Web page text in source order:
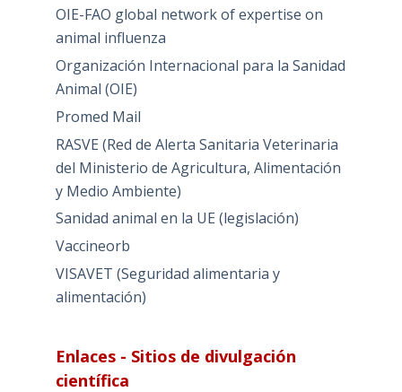
OIE-FAO global network of expertise on
animal influenza
Organización Internacional para la Sanidad
Animal (OIE)
Promed Mail
RASVE (Red de Alerta Sanitaria Veterinaria
del Ministerio de Agricultura, Alimentación
y Medio Ambiente)
Sanidad animal en la UE (legislación)
Vaccineorb
VISAVET (Seguridad alimentaria y
alimentación)
Enlaces - Sitios de divulgación
científica